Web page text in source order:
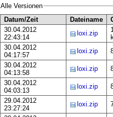
Alle Versionen
Datum/Zeit
Dateiname
30.04.2012
22:43:14
loxi.zip
30.04.2012
04:17:57
loxi.zip
30.04.2012
04:13:58
loxi.zip
30.04.2012
04:03:13
loxi.zip
29.04.2012
23:27:24
loxi.zip